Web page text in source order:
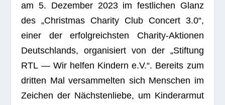
am 5. Dezem­ber 2023 im fest­li­chen Glanz
des „Christ­mas Cha­rity Club Con­cert 3.0“,
einer der erfolg­reichs­ten Cha­rity-Aktio­nen
Deutsch­lands, orga­ni­siert von der „Stif­tung
RTL — Wir hel­fen Kin­dern e.V.“. Bereits zum
drit­ten Mal ver­sam­mel­ten sich Men­schen im
Zei­chen der Nächs­ten­liebe, um Kin­der­ar­mut